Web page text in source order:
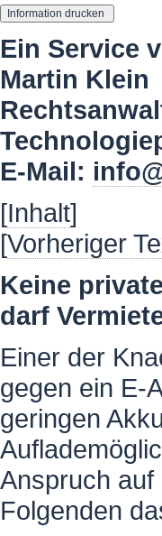
Ein Service
Martin Klein
E-Mail:
[Inhalt]
[Vorheriger
Keine
darf
Einer der
gegen ein E-
geringen
Anspruch
Folgenden